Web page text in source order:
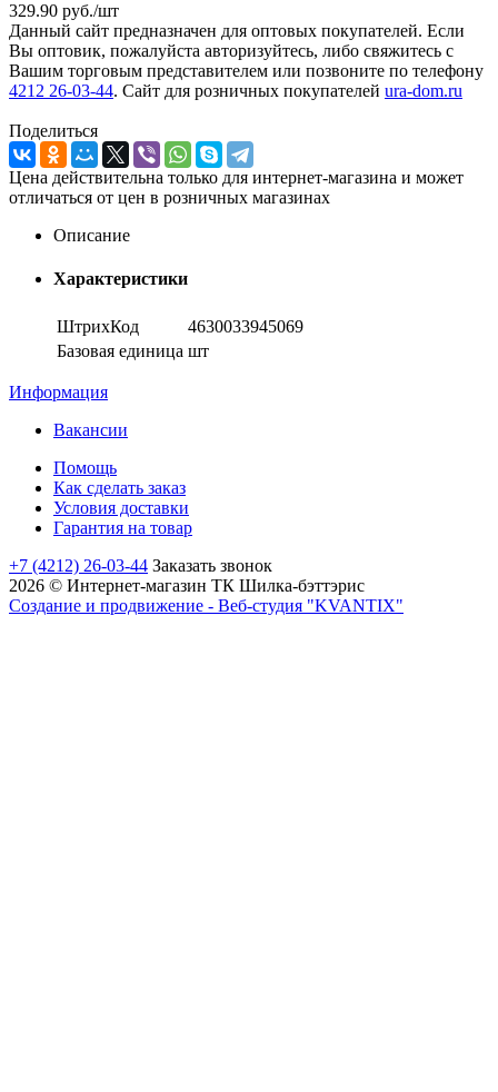
329.90 руб./шт
Данный сайт предназначен для оптовых покупателей. Если
Вы оптовик, пожалуйста авторизуйтесь, либо свяжитесь с
Вашим торговым представителем или позвоните по телефону
4212 26-03-44. Сайт для розничных покупателей ura-dom.ru
Поделиться
Цена действительна только для интернет-магазина и может
отличаться от цен в розничных магазинах
Описание
Характеристики
ШтрихКод
4630033945069
Базовая единица шт
Информация
Вакансии
Помощь
Как сделать заказ
Условия доставки
Гарантия на товар
+7 (4212) 26-03-44 Заказать звонок
2026 © Интернет-магазин ТК Шилка-бэттэрис
Создание и продвижение - Веб-студия "KVANTIX"